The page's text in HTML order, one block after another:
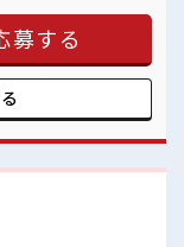
う方もOK！ ≪女性
も歓迎ですよ！ ≪週
イベート満喫！ ≪
日の服装の悩み解消
少人数の職場です♪
募する